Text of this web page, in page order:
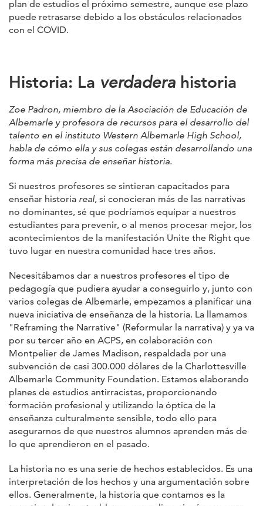
plan de estudios el próximo semestre, aunque ese plazo
puede retrasarse debido a los obstáculos relacionados
con el COVID.
Historia: La verdadera historia
Zoe Padron, miembro de la Asociación de Educación de
Albemarle y profesora de recursos para el desarrollo del
talento en el instituto Western Albemarle High School,
habla de cómo ella y sus colegas están desarrollando una
forma más precisa de enseñar historia.
Si nuestros profesores se sintieran capacitados para
enseñar historia real, si conocieran más de las narrativas
no dominantes, sé que podríamos equipar a nuestros
estudiantes para prevenir, o al menos procesar mejor, los
acontecimientos de la manifestación Unite the Right que
tuvo lugar en nuestra comunidad hace tres años.
Necesitábamos dar a nuestros profesores el tipo de
pedagogía que pudiera ayudar a conseguirlo y, junto con
varios colegas de Albemarle, empezamos a planificar una
nueva iniciativa de enseñanza de la historia. La llamamos
"Reframing the Narrative" (Reformular la narrativa) y ya va
por su tercer año en ACPS, en colaboración con
Montpelier de James Madison, respaldada por una
subvención de casi 300.000 dólares de la Charlottesville
Albemarle Community Foundation. Estamos elaborando
planes de estudios antirracistas, proporcionando
formación profesional y utilizando la óptica de la
enseñanza culturalmente sensible, todo ello para
asegurarnos de que nuestros alumnos aprenden más de
lo que aprendieron en el pasado.
La historia no es una serie de hechos establecidos. Es una
interpretación de los hechos y una argumentación sobre
ellos. Generalmente, la historia que contamos es la